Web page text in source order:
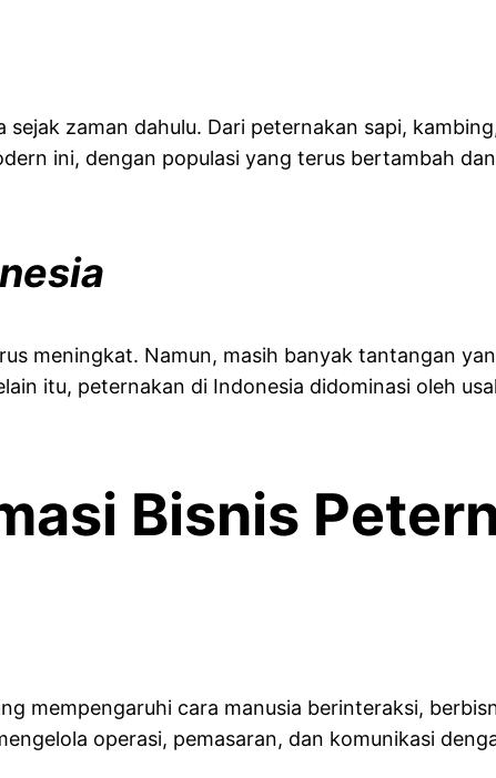
zaman dahulu. Dari peternakan sapi,
ini, dengan populasi yang terus bertambah
meningkat. Namun, masih banyak tantangan
itu, peternakan di Indonesia didominasi oleh
Bisnis
mempengaruhi cara manusia berinteraksi,
operasi, pemasaran, dan komunikasi